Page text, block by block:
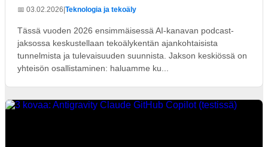
📅 03.02.2026 Teknologia ja tekoäly
Tässä vuoden 2026 ensimmäisessä AI-kanavan podcast-
jaksossa keskustellaan tekoälykentän ajankohtaisista
tunnelmista ja tulevaisuuden suunnista. Jakson keskiössä on
yhteisön osallistaminen: haluamme ku...